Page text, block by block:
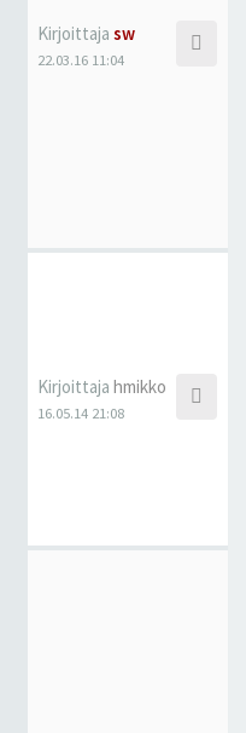
Kirjoittaja sw
22.03.16 11:04
Kirjoittaja hmikko
16.05.14 21:08